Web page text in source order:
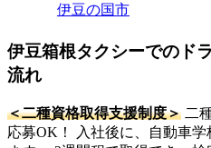
伊豆の国市
伊豆箱根タクシーでのド
流れ
＜二種資格取得支援制度＞ 二
応募OK！ 入社後に、自動車